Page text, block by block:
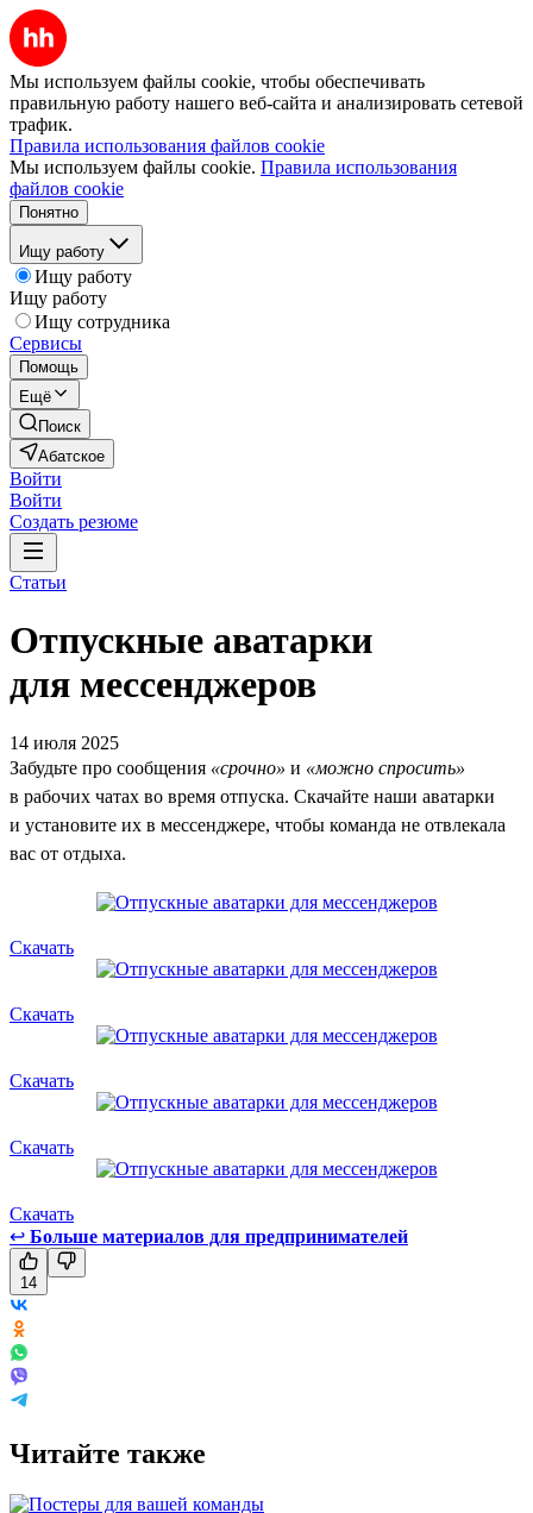
Мы используем файлы cookie, чтобы обеспечивать
правильную работу нашего веб-сайта и анализировать сетевой
трафик.
Правила использования файлов cookie
Мы используем файлы cookie. Правила использования
файлов cookie
Понятно
Ищу работу
Ищу работу
Ищу работу
Ищу сотрудника
Сервисы
Помощь
Ещё
Поиск
Абатское
Войти
Войти
Создать резюме
Статьи
Отпускные аватарки
для мессенджеров
14 июля 2025
Забудьте про сообщения «срочно» и «можно спросить»
в рабочих чатах во время отпуска. Скачайте наши аватарки
и установите их в мессенджере, чтобы команда не отвлекала
вас от отдыха.
Скачать
Скачать
Скачать
Скачать
Скачать
↩ Больше материалов для предпринимателей
14
Читайте также